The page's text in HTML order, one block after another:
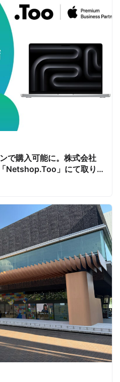
で購入可能に。株式会社
Netshop.Too」にて取り
調達の手間を減らし、スピ